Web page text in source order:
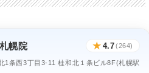
幌院 ★ 4.7(264)
1条西3丁目3-11 桂和北１条ビル8F(札幌駅